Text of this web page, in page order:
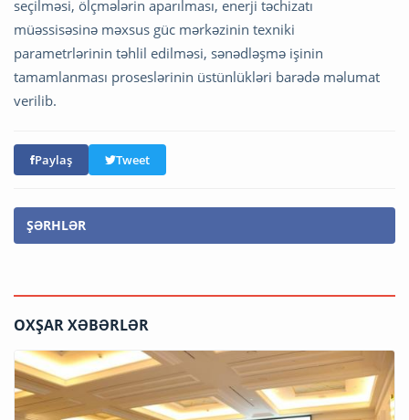
seçilməsi, ölçmələrin aparılması, enerji təchizatı
müəssisəsinə məxsus güc mərkəzinin texniki
parametrlərinin təhlil edilməsi, sənədləşmə işinin
tamamlanması proseslərinin üstünlükləri barədə məlumat
verilib.
Paylaş Tweet
ŞƏRHLƏR
OXŞAR XƏBƏRLƏR